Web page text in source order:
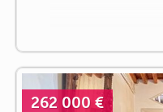
262 000 €